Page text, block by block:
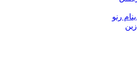
رنو